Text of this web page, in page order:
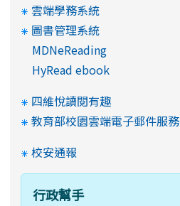
雲端學務系統
圖書管理系統
MDNeReading
HyRead ebook
四維悅讀閱有趣
教育部校園雲端電子郵件服務
校安通報
行政幫手